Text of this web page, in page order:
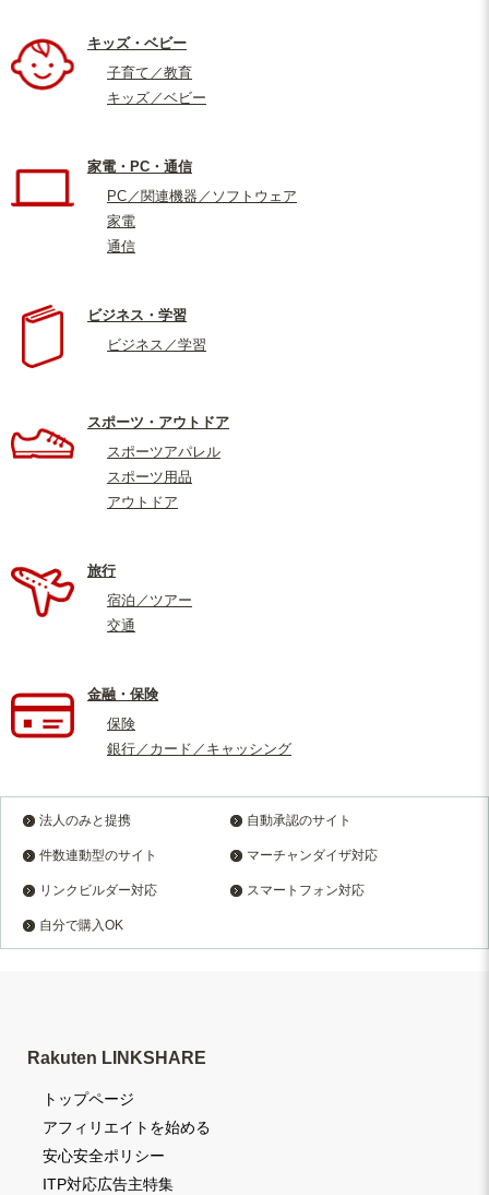
キッズ・ベビー
子育て／教育
キッズ／ベビー
家電・PC・通信
PC／関連機器／ソフトウェア
家電
通信
ビジネス・学習
ビジネス／学習
スポーツ・アウトドア
スポーツアパレル
スポーツ用品
アウトドア
旅行
宿泊／ツアー
交通
金融・保険
保険
銀行／カード／キャッシング
法人のみと提携 自動承認のサイト
件数連動型のサイト マーチャンダイザ対応
リンクビルダー対応 スマートフォン対応
自分で購入OK
Rakuten LINKSHARE
トップページ
アフィリエイトを始める
安心安全ポリシー
ITP対応広告主特集